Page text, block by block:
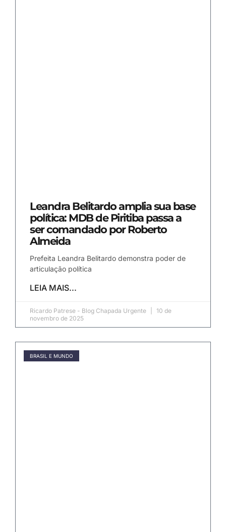
Leandra Belitardo amplia sua base
política: MDB de Piritiba passa a
ser comandado por Roberto
Almeida
Prefeita Leandra Belitardo demonstra poder de
articulação política
LEIA MAIS...
Ricardo Patrese - Blog Chapada Urgente
10 de
novembro de 2025
BRASIL E MUNDO